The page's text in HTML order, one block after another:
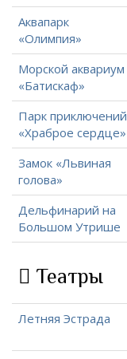
Аквапарк
«Олимпия»
Морской аквариум
«Батискаф»
Парк приключений
«Храброе сердце»
Замок «Львиная
голова»
Дельфинарий на
Большом Утрише
Театры
Летняя Эстрада